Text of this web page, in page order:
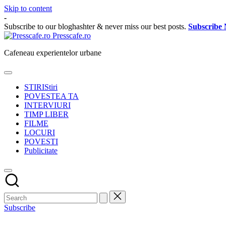
Skip to content
-
Subscribe to our bloghashter & never miss our best posts. Subscribe
Presscafe.ro
Cafeneau experientelor urbane
STIRIStiri
POVESTEA TA
INTERVIURI
TIMP LIBER
FILME
LOCURI
POVESTI
Publicitate
Subscribe